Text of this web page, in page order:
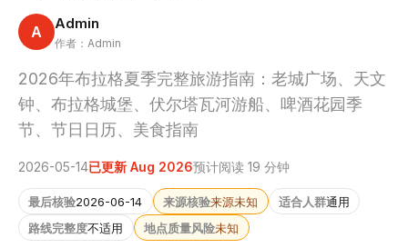
A Admin
作者：Admin
2026年布拉格夏季完整旅游指南：老城广场、天文
钟、布拉格城堡、伏尔塔瓦河游船、啤酒花园季
节、节日日历、美食指南
2026-05-14已更新 Aug 2026预计阅读 19 分钟
最后核验2026-06-14 来源核验来源未知 适合人群通用
路线完整度不适用 地点质量风险未知